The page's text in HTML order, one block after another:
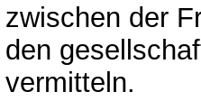
zwischen der
den
vermitteln.